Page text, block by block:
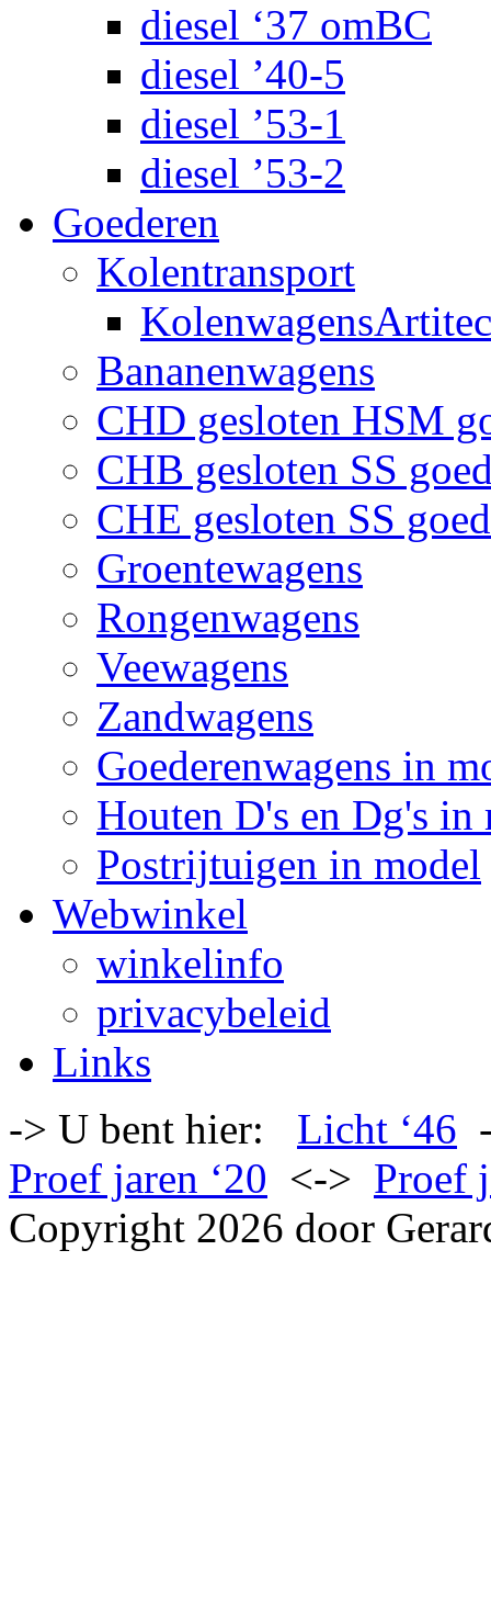
diesel ‘37 omBC
diesel ’40-5
diesel ’53-1
diesel ’53-2
Goederen
Kolentransport
KolenwagensArtitec
Bananenwagens
CHD gesloten HSM
CHB gesloten SS
CHE gesloten SS
Groentewagens
Rongenwagens
Veewagens
Zandwagens
Goederenwagens in
Houten D's en Dg's in
Postrijtuigen in model
Webwinkel
winkelinfo
privacybeleid
Links
-> U bent hier: Licht ‘46
Proef jaren ‘20 <-> Proef
Copyright 2026 door